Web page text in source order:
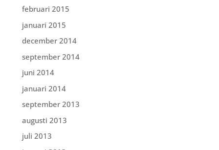
februari 2015
januari 2015
december 2014
september 2014
juni 2014
januari 2014
september 2013
augusti 2013
juli 2013